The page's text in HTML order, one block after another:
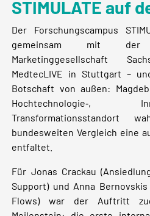
STIMULATE auf
Der Forschungscampus
gemeinsam mit der
Marketinggesellschaft
MedtecLIVE in Stuttgart –
Botschaft von außen:
Hochtechnologie‑,
Transformationsstandort
bundesweiten Vergleich eine
entfaltet.
Für Jonas Crackau
Support) und Anna
Flows) war der Auftritt